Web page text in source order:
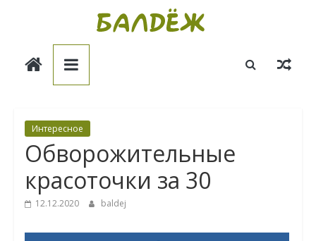
Балдёж
Интересное
Обворожительные
красоточки за 30
12.12.2020 baldej